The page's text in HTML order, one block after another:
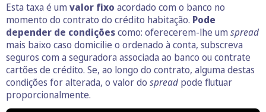
Esta taxa é um valor fixo acordado com o banco no
momento do contrato do crédito habitação. Pode
depender de condiçõescomo: oferecerem-lhe um spread
mais baixo caso domicilie o ordenado à conta, subscreva
seguros com a seguradora associada ao banco ou contrate
cartões de crédito. Se, ao longo do contrato, alguma destas
condições for alterada, o valor do spread pode flutuar
proporcionalmente.